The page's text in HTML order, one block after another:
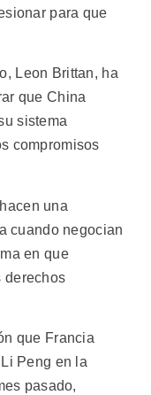
para que
Leon Brittan, ha
que China
sistema
compromisos
una
cuando negocian
en que
derechos
que Francia
Peng en la
pasado,